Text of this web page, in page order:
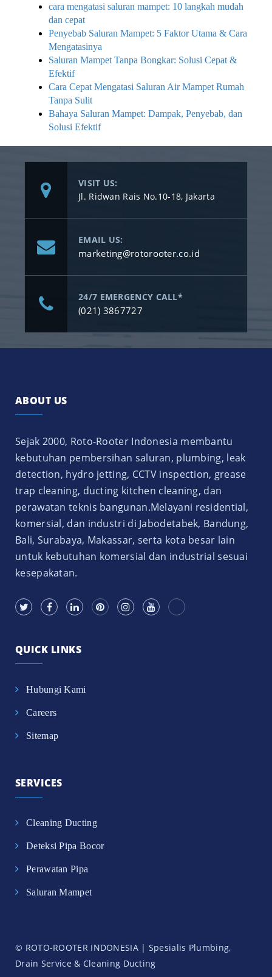
cara mengatasi saluran mampet: 10 langkah mudah
dan cepat
Penyebab Saluran Mampet: 5 Faktor Utama & Cara
Mengatasinya
Saluran Mampet Tanpa Bongkar: Solusi Cepat &
Efektif
Cara Cepat Mengatasi Saluran Air Mampet Rumah
Tanpa Sulit
Bahaya Saluran Mampet: Dampak, Penyebab, dan
Solusi Efektif
VISIT US:
Jl. Ridwan Rais No.10-18, Jakarta
EMAIL US:
marketing@rotorooter.co.id
24/7 EMERGENCY CALL*
(021) 3867727
ABOUT US
Sejak 2000, Roto-Rooter Indonesia membantu
kebutuhan pembersihan saluran, plumbing, leak
detection, hydro jetting, CCTV inspection, grease
trap cleaning, ducting kitchen cleaning, dan
perawatan teknis bangunan.Melayani residential,
komersial, dan industri di Jabodetabek, Bandung,
Bali, Surabaya, Makassar, serta kota besar lain
untuk kebutuhan komersial dan industrial sesuai
kesepakatan.
QUICK LINKS
Hubungi Kami
Careers
Sitemap
SERVICES
Cleaning Ducting
Deteksi Pipa Bocor
Perawatan Pipa
Saluran Mampet
© ROTO-ROOTER INDONESIA | Spesialis Plumbing,
Drain Service & Cleaning Ducting